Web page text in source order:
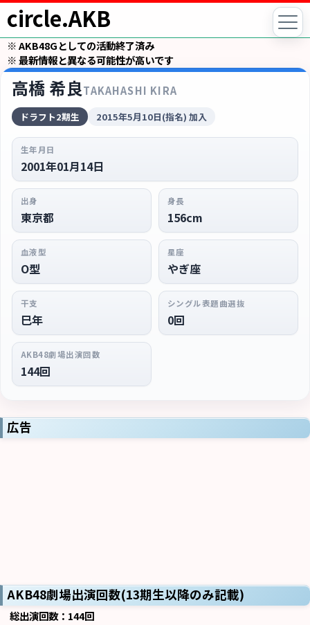
circle.AKB
※ AKB48Gとしての活動終了済み
※ 最新情報と異なる可能性が高いです
高橋 希良TAKAHASHI KIRA
ドラフト2期生 2015年5月10日(指名) 加入
生年月日
2001年01月14日
出身
東京都
身長
156cm
血液型
O型
星座
やぎ座
干支
巳年
シングル表題曲選抜
0回
AKB48劇場出演回数
144回
広告
AKB48劇場出演回数(13期生以降のみ記載)
総出演回数：144回